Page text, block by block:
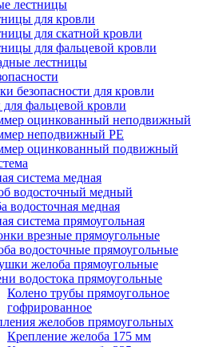
лестницы
для кровли
для скатной кровли
для фальцевой кровли
лестницы
безопасности для кровли
фальцевой кровли
оцинкованный неподвижный
неподвижный PE
оцинкованный подвижный
система медная
водосточный медный
водосточная медная
система прямоугольная
врезные прямоугольные
водосточные прямоугольные
желоба прямоугольные
водостока прямоугольные
Колено трубы прямоугольное
гофрированное
желобов прямоугольных
Крепление желоба 175 мм